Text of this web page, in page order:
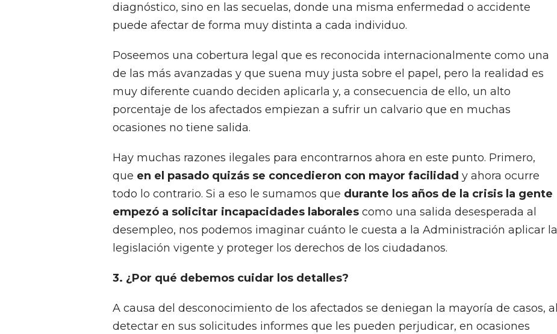
diagnóstico, sino en las secuelas, donde una misma enfermedad o accidente
puede afectar de forma muy distinta a cada individuo.
Poseemos una cobertura legal que es reconocida internacionalmente como una
de las más avanzadas y que suena muy justa sobre el papel, pero la realidad es
muy diferente cuando deciden aplicarla y, a consecuencia de ello, un alto
porcentaje de los afectados empiezan a sufrir un calvario que en muchas
ocasiones no tiene salida.
Hay muchas razones ilegales para encontrarnos ahora en este punto. Primero,
que en el pasado quizás se concedieron con mayor facilidad y ahora ocurre
todo lo contrario. Si a eso le sumamos que durante los años de la crisis la gente
empezó a solicitar incapacidades laborales como una salida desesperada al
desempleo, nos podemos imaginar cuánto le cuesta a la Administración aplicar la
legislación vigente y proteger los derechos de los ciudadanos.
3. ¿Por qué debemos cuidar los detalles?
A causa del desconocimiento de los afectados se deniegan la mayoría de casos, al
detectar en sus solicitudes informes que les pueden perjudicar, en ocasiones